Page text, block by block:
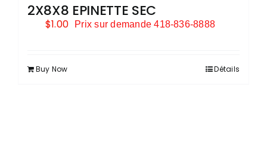
2X8X8 EPINETTE SEC
$1.00 Prix sur demande 418-836-8888
Buy Now Détails